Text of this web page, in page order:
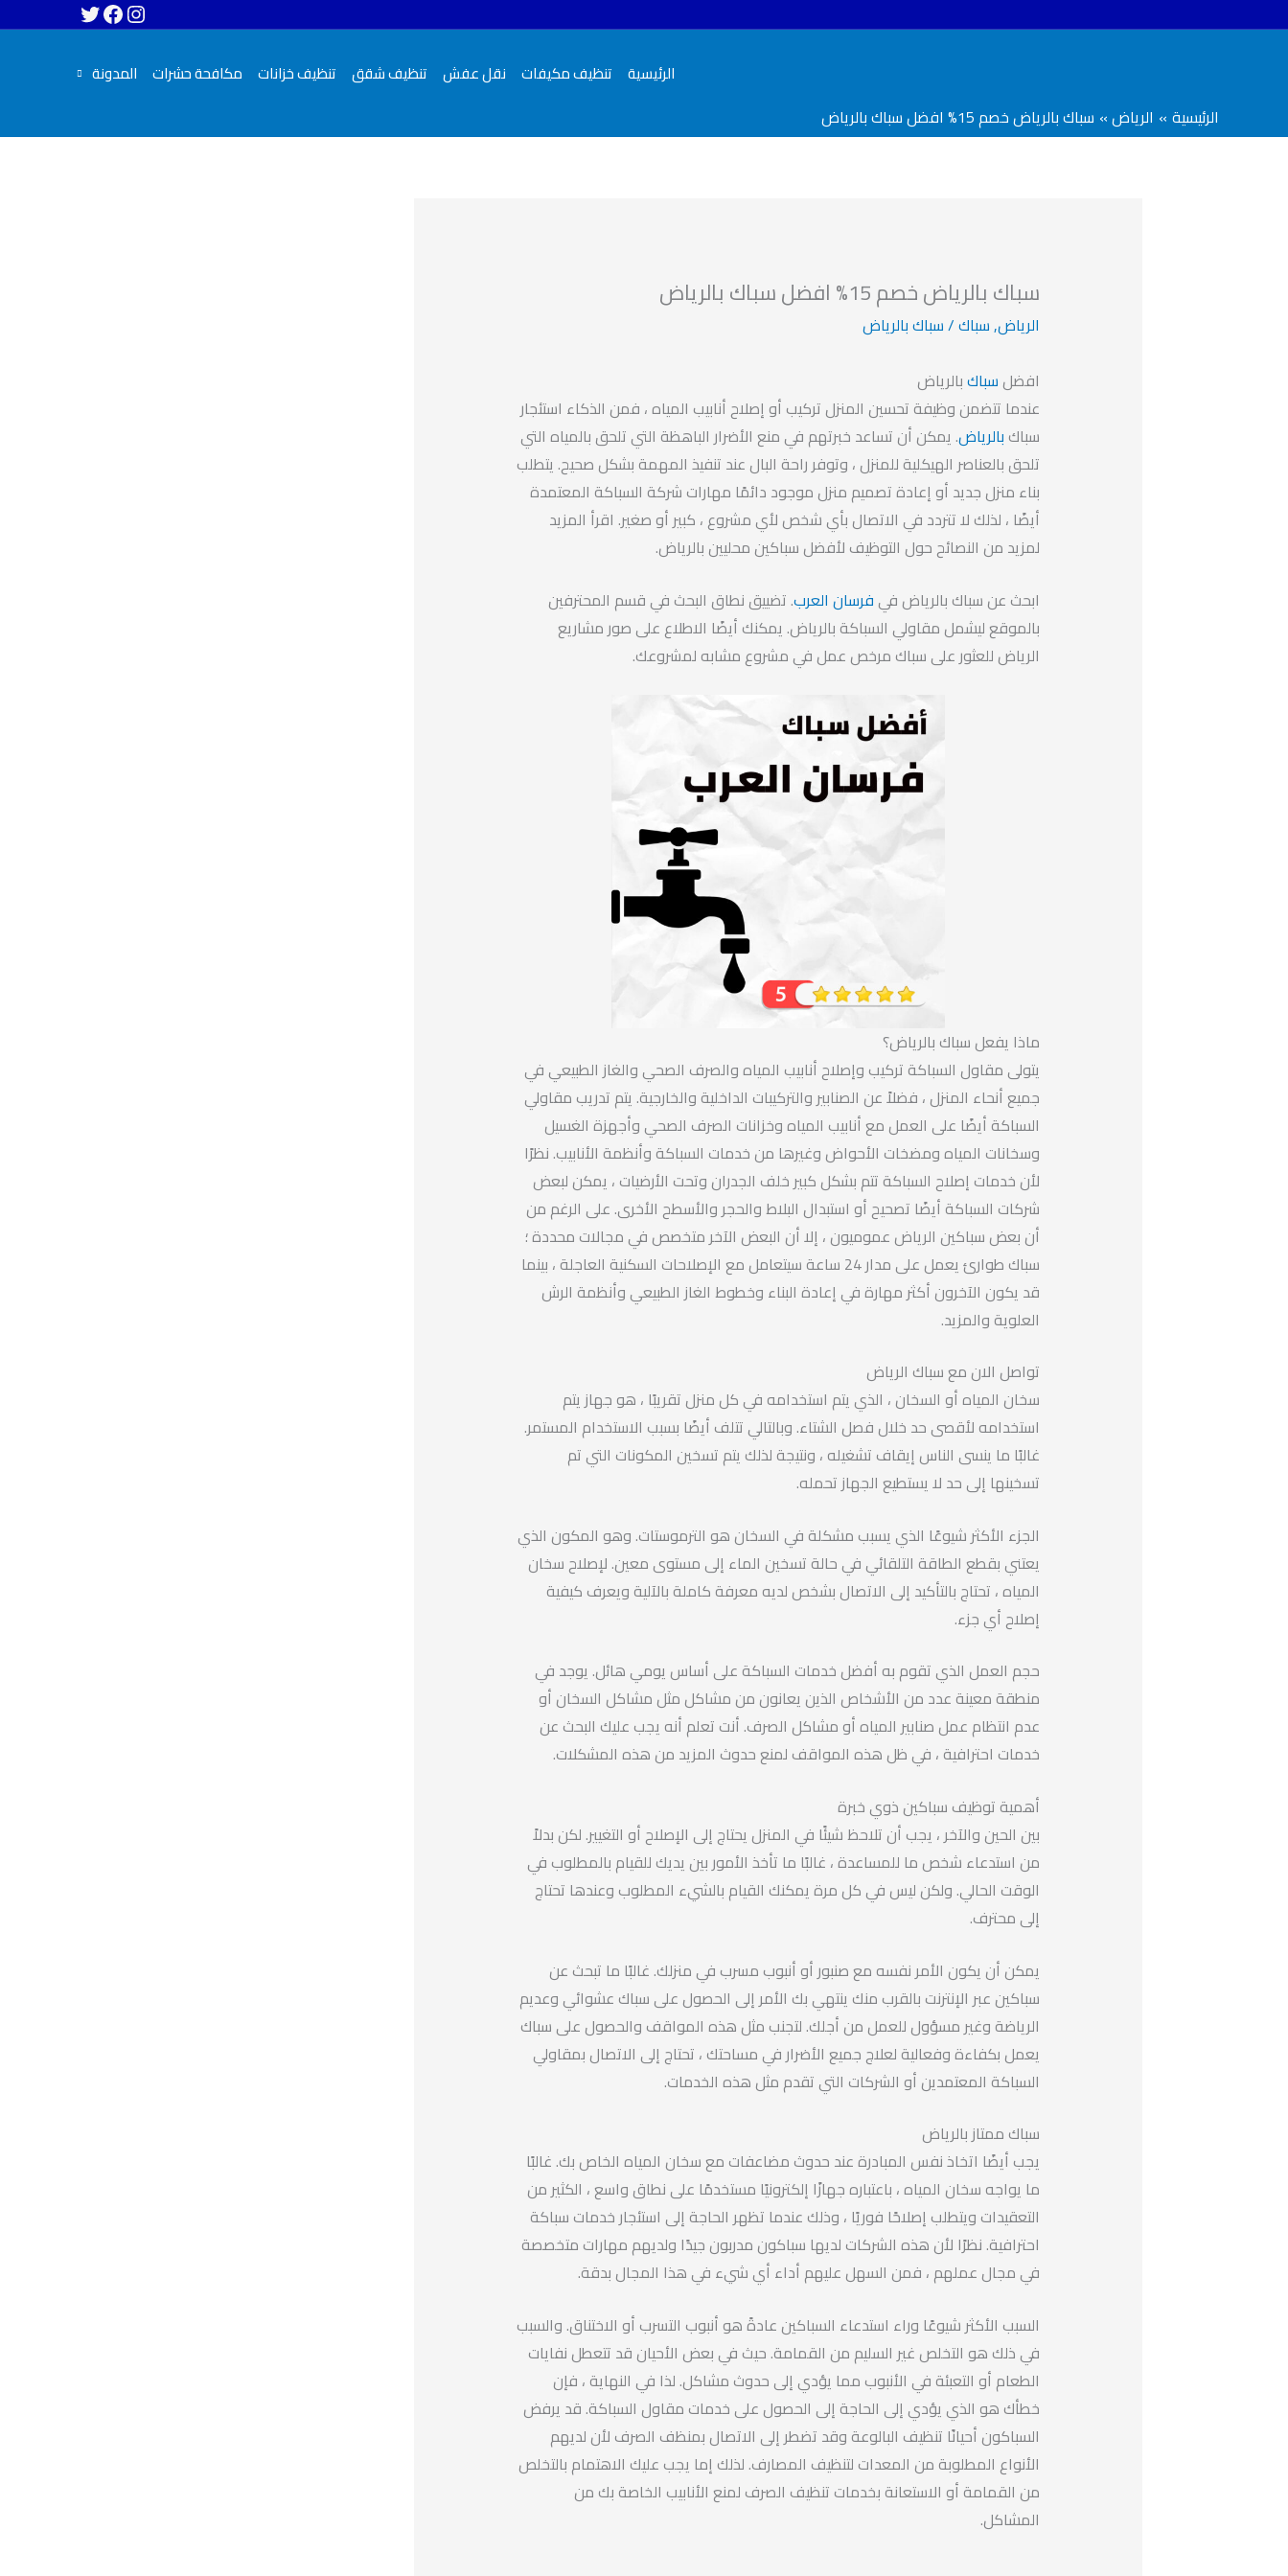
الرئيسية تنظيف مكيفات نقل عفش تنظيف شقق تنظيف خزانات مكافحة حشرات المدونة
الرئيسية الرياض سباك بالرياض خصم 15% افضل سباك بالرياض
سباك بالرياض خصم 15% افضل سباك بالرياض
الرياض,سباك/سباك بالرياض
افضل سباكبالرياض
عندما تتضمن وظيفة تحسين المنزل تركيب أو إصلاح أنابيب المياه ، فمن الذكاء استئجار
سباك بالرياض. يمكن أن تساعد خبرتهم في منع الأضرار الباهظة التي تلحق بالمياه التي
تلحق بالعناصر الهيكلية للمنزل ، وتوفر راحة البال عند تنفيذ المهمة بشكل صحيح. يتطلب
بناء منزل جديد أو إعادة تصميم منزل موجود دائمًا مهارات شركة السباكة المعتمدة
أيضًا ، لذلك لا تتردد في الاتصال بأي شخص لأي مشروع ، كبير أو صغير. اقرأ المزيد
لمزيد من النصائح حول التوظيف لأفضل سباكين محليين بالرياض.
ابحث عن سباك بالرياض في فرسان العرب. تضييق نطاق البحث في قسم المحترفين
بالموقع ليشمل مقاولي السباكة بالرياض. يمكنك أيضًا الاطلاع على صور مشاريع
الرياض للعثور على سباك مرخص عمل في مشروع مشابه لمشروعك.
ماذا يفعل سباك بالرياض؟
يتولى مقاول السباكة تركيب وإصلاح أنابيب المياه والصرف الصحي والغاز الطبيعي في
جميع أنحاء المنزل ، فضلاً عن الصنابير والتركيبات الداخلية والخارجية. يتم تدريب مقاولي
السباكة أيضًا على العمل مع أنابيب المياه وخزانات الصرف الصحي وأجهزة الغسيل
وسخانات المياه ومضخات الأحواض وغيرها من خدمات السباكة وأنظمة الأنابيب. نظرًا
لأن خدمات إصلاح السباكة تتم بشكل كبير خلف الجدران وتحت الأرضيات ، يمكن لبعض
شركات السباكة أيضًا تصحيح أو استبدال البلاط والحجر والأسطح الأخرى. على الرغم من
أن بعض سباكين الرياض عموميون ، إلا أن البعض الآخر متخصص في مجالات محددة ؛
سباك طوارئ يعمل على مدار 24 ساعة سيتعامل مع الإصلاحات السكنية العاجلة ، بينما
قد يكون الآخرون أكثر مهارة في إعادة البناء وخطوط الغاز الطبيعي وأنظمة الرش
العلوية والمزيد.
تواصل الان مع سباك الرياض
سخان المياه أو السخان ، الذي يتم استخدامه في كل منزل تقريبًا ، هو جهاز يتم
استخدامه لأقصى حد خلال فصل الشتاء. وبالتالي تتلف أيضًا بسبب الاستخدام المستمر.
غالبًا ما ينسى الناس إيقاف تشغيله ، ونتيجة لذلك يتم تسخين المكونات التي تم
تسخينها إلى حد لا يستطيع الجهاز تحمله.
الجزء الأكثر شيوعًا الذي يسبب مشكلة في السخان هو الترموستات. وهو المكون الذي
يعتني بقطع الطاقة التلقائي في حالة تسخين الماء إلى مستوى معين. لإصلاح سخان
المياه ، تحتاج بالتأكيد إلى الاتصال بشخص لديه معرفة كاملة بالآلية ويعرف كيفية
إصلاح أي جزء.
حجم العمل الذي تقوم به أفضل خدمات السباكة على أساس يومي هائل. يوجد في
منطقة معينة عدد من الأشخاص الذين يعانون من مشاكل مثل مشاكل السخان أو
عدم انتظام عمل صنابير المياه أو مشاكل الصرف. أنت تعلم أنه يجب عليك البحث عن
خدمات احترافية ، في ظل هذه المواقف لمنع حدوث المزيد من هذه المشكلات.
أهمية توظيف سباكين ذوي خبرة
بين الحين والآخر ، يجب أن تلاحظ شيئًا في المنزل يحتاج إلى الإصلاح أو التغيير. لكن بدلاً
من استدعاء شخص ما للمساعدة ، غالبًا ما تأخذ الأمور بين يديك للقيام بالمطلوب في
الوقت الحالي. ولكن ليس في كل مرة يمكنك القيام بالشيء المطلوب وعندها تحتاج
إلى محترف.
يمكن أن يكون الأمر نفسه مع صنبور أو أنبوب مسرب في منزلك. غالبًا ما تبحث عن
سباكين عبر الإنترنت بالقرب منك ينتهي بك الأمر إلى الحصول على سباك عشوائي وعديم
الرياضة وغير مسؤول للعمل من أجلك. لتجنب مثل هذه المواقف والحصول على سباك
يعمل بكفاءة وفعالية لعلاج جميع الأضرار في مساحتك ، تحتاج إلى الاتصال بمقاولي
السباكة المعتمدين أو الشركات التي تقدم مثل هذه الخدمات.
سباك ممتاز بالرياض
يجب أيضًا اتخاذ نفس المبادرة عند حدوث مضاعفات مع سخان المياه الخاص بك. غالبًا
ما يواجه سخان المياه ، باعتباره جهازًا إلكترونيًا مستخدمًا على نطاق واسع ، الكثير من
التعقيدات ويتطلب إصلاحًا فوريًا ، وذلك عندما تظهر الحاجة إلى استئجار خدمات سباكة
احترافية. نظرًا لأن هذه الشركات لديها سباكون مدربون جيدًا ولديهم مهارات متخصصة
في مجال عملهم ، فمن السهل عليهم أداء أي شيء في هذا المجال بدقة.
السبب الأكثر شيوعًا وراء استدعاء السباكين عادةً هو أنبوب التسرب أو الاختناق. والسبب
في ذلك هو التخلص غير السليم من القمامة. حيث في بعض الأحيان قد تتعطل نفايات
الطعام أو التعبئة في الأنبوب مما يؤدي إلى حدوث مشاكل. لذا في النهاية ، فإن
خطأك هو الذي يؤدي إلى الحاجة إلى الحصول على خدمات مقاول السباكة. قد يرفض
السباكون أحيانًا تنظيف البالوعة وقد تضطر إلى الاتصال بمنظف الصرف لأن لديهم
الأنواع المطلوبة من المعدات لتنظيف المصارف. لذلك إما يجب عليك الاهتمام بالتخلص
من القمامة أو الاستعانة بخدمات تنظيف الصرف لمنع الأنابيب الخاصة بك من
المشاكل.